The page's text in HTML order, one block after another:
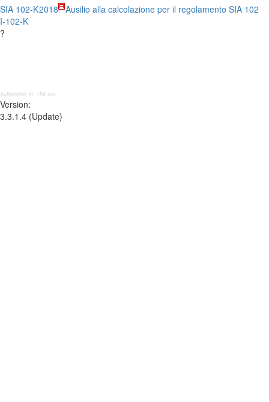
SIA 102-K
I-102-K
?
2018 Ausilio alla calcolazione per il regolamento SIA 102
Aufbereitet in: 154 ms;
Version:
3.3.1.4 (Update)